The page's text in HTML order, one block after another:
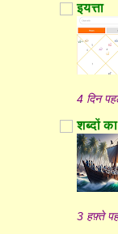
इयत्ता
4 दिन
शब्दों
3 हफ़्ते